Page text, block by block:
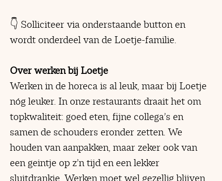
👇 Solliciteer via onderstaande button en
wordt onderdeel van de Loetje-familie.
Over werken bij Loetje
Werken in de horeca is al leuk, maar bij Loetje
nóg leuker. In onze restaurants draait het om
topkwaliteit: goed eten, fijne collega’s en
samen de schouders eronder zetten. We
houden van aanpakken, maar zeker ook van
een geintje op z’n tijd en een lekker
sluitdrankje. Werken moet wel gezellig blijven.